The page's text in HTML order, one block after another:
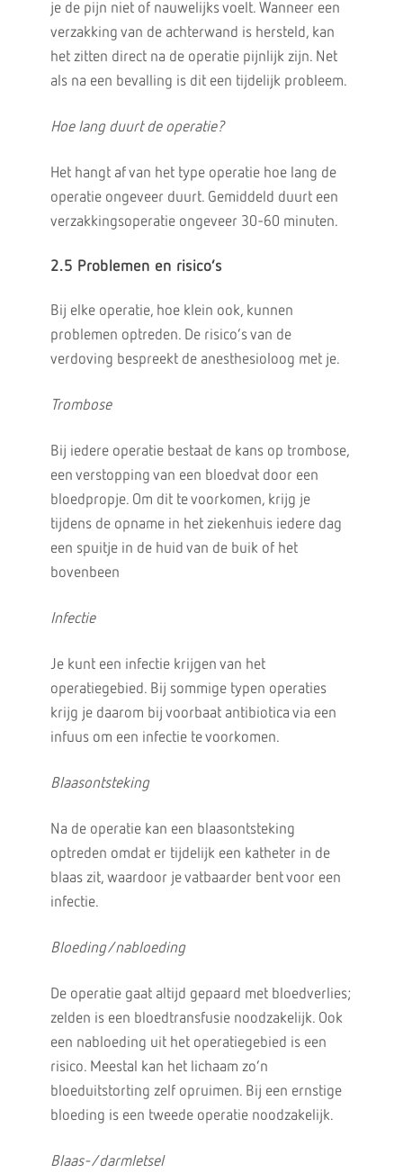
je de pijn niet of nauwelijks voelt. Wanneer een
verzakking van de achterwand is hersteld, kan
het zitten direct na de operatie pijnlijk zijn. Net
als na een bevalling is dit een tijdelijk probleem.
Hoe lang duurt de operatie?
Het hangt af van het type operatie hoe lang de
operatie ongeveer duurt. Gemiddeld duurt een
verzakkingsoperatie ongeveer 30-60 minuten.
2.5 Problemen en risico’s
Bij elke operatie, hoe klein ook, kunnen
problemen optreden. De risico’s van de
verdoving bespreekt de anesthesioloog met je.
Trombose
Bij iedere operatie bestaat de kans op trombose,
een verstopping van een bloedvat door een
bloedpropje. Om dit te voorkomen, krijg je
tijdens de opname in het ziekenhuis iedere dag
een spuitje in de huid van de buik of het
bovenbeen
Infectie
Je kunt een infectie krijgen van het
operatiegebied. Bij sommige typen operaties
krijg je daarom bij voorbaat antibiotica via een
infuus om een infectie te voorkomen.
Blaasontsteking
Na de operatie kan een blaasontsteking
optreden omdat er tijdelijk een katheter in de
blaas zit, waardoor je vatbaarder bent voor een
infectie.
Bloeding/nabloeding
De operatie gaat altijd gepaard met bloedverlies;
zelden is een bloedtransfusie noodzakelijk. Ook
een nabloeding uit het operatiegebied is een
risico. Meestal kan het lichaam zo’n
bloeduitstorting zelf opruimen. Bij een ernstige
bloeding is een tweede operatie noodzakelijk.
Blaas-/darmletsel